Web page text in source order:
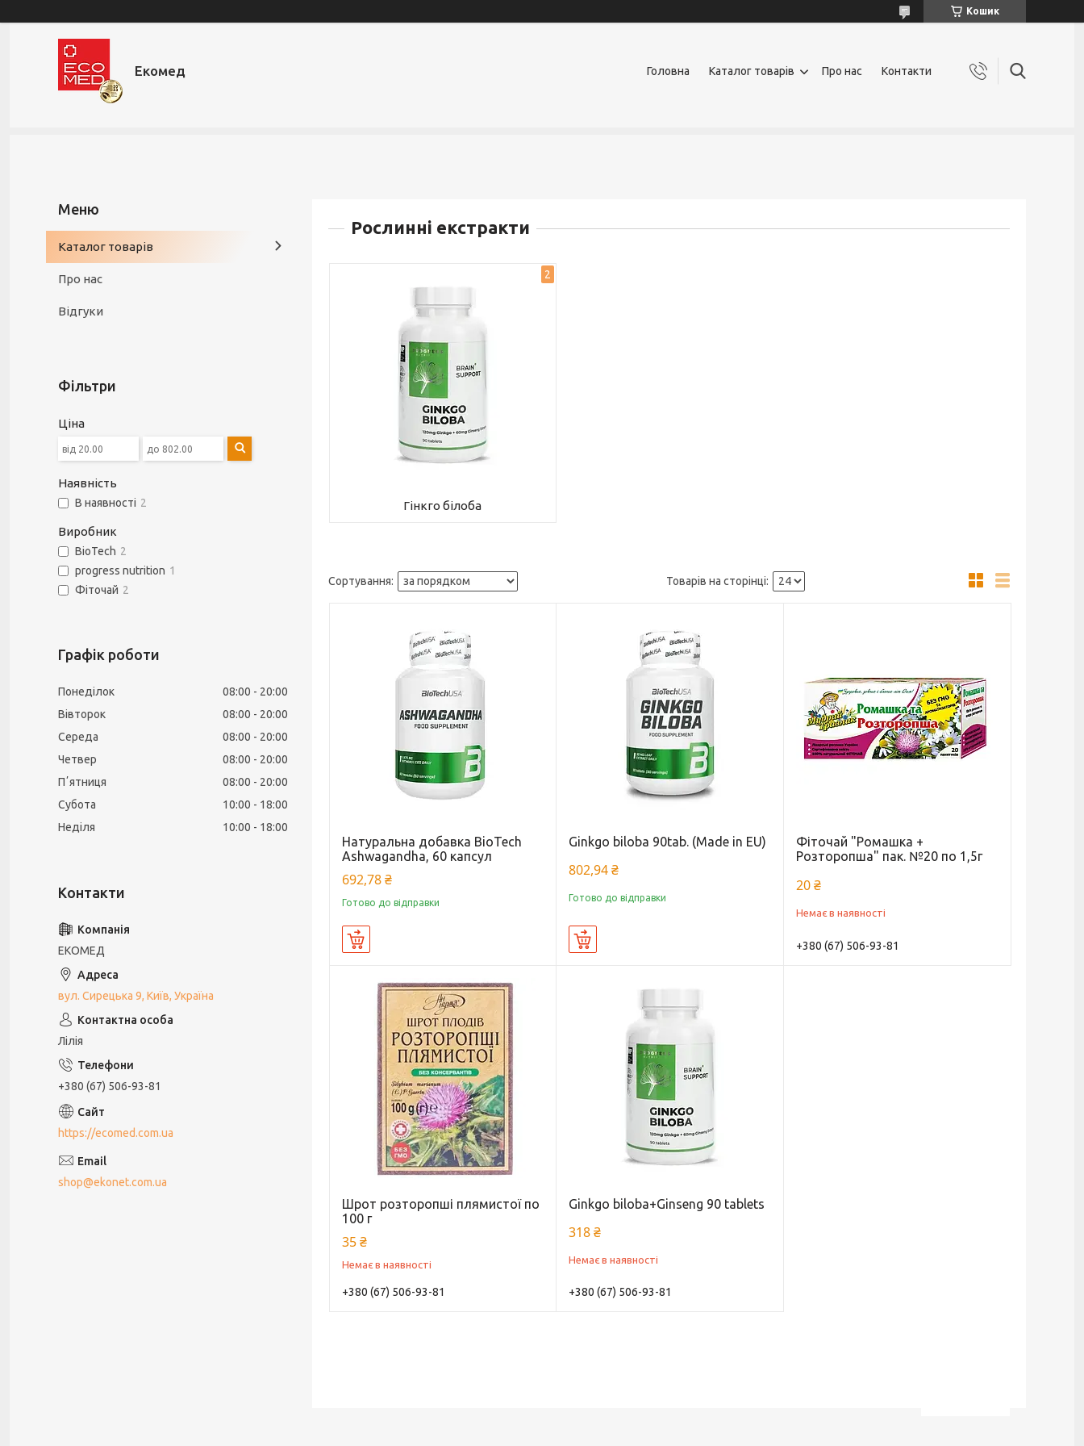
Кошик
Екомед Головна Каталог товарів Про нас Контакти
Рослинні екстракти
2
Гінкго білоба
Натуральна добавка BioTech
Ashwagandha, 60 капсул
692,78 ₴
Готово до відправки
Ginkgo biloba 90tab. (Made in EU)
802,94 ₴
Готово до відправки
Фіточай "Ромашка +
Розторопша" пак. №20 по 1,5г
20 ₴
Немає в наявності
+380 (67) 506-93-81
Шрот розторопші плямистої по
100 г
35 ₴
Немає в наявності
+380 (67) 506-93-81
Ginkgo biloba+Ginseng 90 tablets
318 ₴
Немає в наявності
+380 (67) 506-93-81
Каталог товарів
Про нас
Відгуки
Фільтри
Ціна
Наявність
В наявності 2
Виробник
BioTech 2
progress nutrition 1
Фіточай 2
Графік роботи
Понеділок 08:00
20:00
Вівторок
08:00
20:00
Середа
08:00
20:00
Четвер
08:00
20:00
Пʼятниця
08:00
20:00
Субота
10:00
18:00
Неділя
10:00 18:00
ЕКОМЕД
вул. Сирецька 9, Київ, Україна
Лілія
+380 (67) 506-93-81
https://ecomed.com.ua
shop@ekonet.com.ua